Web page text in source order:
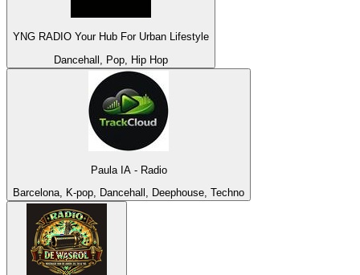
YNG RADIO Your Hub For Urban Lifestyle
Dancehall, Pop, Hip Hop
Paula IA - Radio
Barcelona, K-pop, Dancehall, Deephouse, Techno